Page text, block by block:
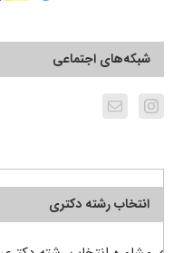
شبکه‌های اجتماعی
انتخاب رشته دکتری